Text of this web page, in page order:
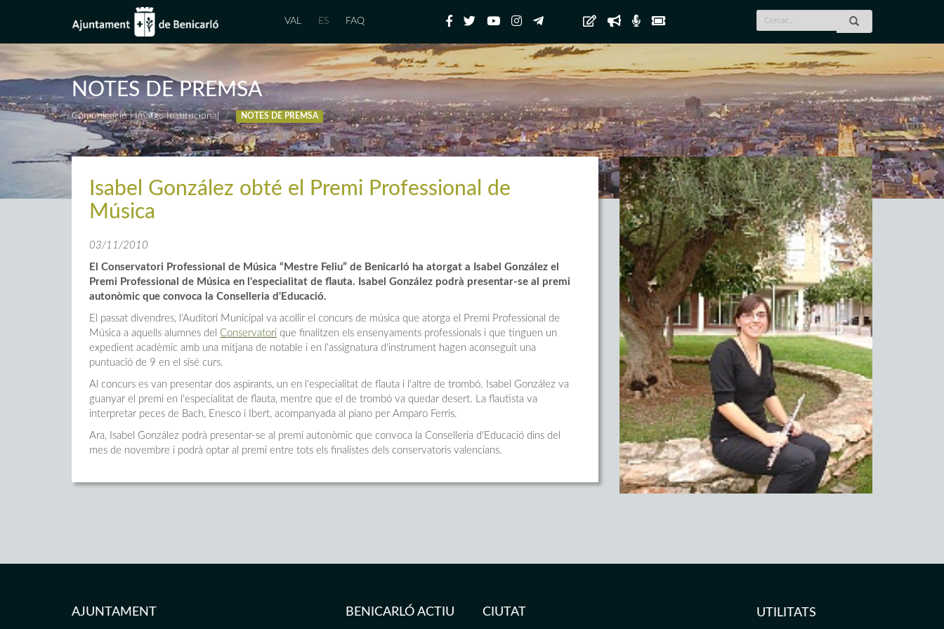
VAL ES FAQ
NOTES DE PREMSA
Comunicació i Imatge Institucional NOTES DE PREMSA
Isabel González obté el Premi Professional de
Música
03/11/2010
El Conservatori Professional de Música “Mestre Feliu” de Benicarló ha atorgat a Isabel González el
Premi Professional de Música en l'especialitat de flauta. Isabel González podrà presentar-se al premi
autonòmic que convoca la Conselleria d'Educació.
El passat divendres, l'Auditori Municipal va acollir el concurs de música que atorga el Premi Professional de
Música a aquells alumnes del Conservatori que finalitzen els ensenyaments professionals i que tinguen un
expedient acadèmic amb una mitjana de notable i en l'assignatura d'instrument hagen aconseguit una
puntuació de 9 en el sisé curs.
Al concurs es van presentar dos aspirants, un en l'especialitat de flauta i l'altre de trombó. Isabel González va
guanyar el premi en l'especialitat de flauta, mentre que el de trombó va quedar desert. La flautista va
interpretar peces de Bach, Enesco i Ibert, acompanyada al piano per Amparo Ferris.
Ara, Isabel González podrà presentar-se al premi autonòmic que convoca la Conselleria d'Educació dins del
mes de novembre i podrà optar al premi entre tots els finalistes dels conservatoris valencians.
AJUNTAMENT BENICARLÓ ACTIU CIUTAT UTILITATS